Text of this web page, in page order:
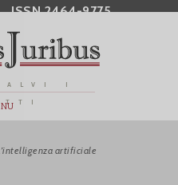
ISSN 2464-9775
I
artificiale